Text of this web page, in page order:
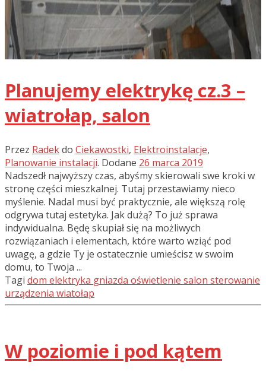
Planujemy elektrykę cz.3 –
wiatrołap, salon
Przez Radekdo Ciekawostki, Elektroinstalacje,
Planowanie instalacji. Dodane 26 marca 2019
Nadszedł najwyższy czas, abyśmy skierowali swe kroki w
stronę części mieszkalnej. Tutaj przestawiamy nieco
myślenie. Nadal musi być praktycznie, ale większą rolę
odgrywa tutaj estetyka. Jak dużą? To już sprawa
indywidualna. Będę skupiał się na możliwych
rozwiązaniach i elementach, które warto wziąć pod
uwagę, a gdzie Ty je ostatecznie umieścisz w swoim
domu, to Twoja ...
Tagi dom elektryka gniazda oświetlenie salon sterowanie
urządzenia wiatołap
W poziomie i pod kątem